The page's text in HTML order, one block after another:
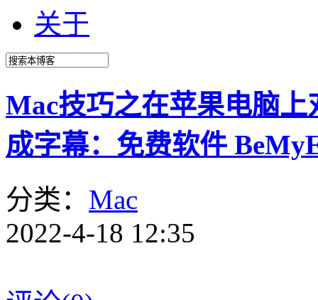
关于
Mac技巧之在苹果电脑
成字幕：免费软件
分类： Mac
2022-4-18 12:35